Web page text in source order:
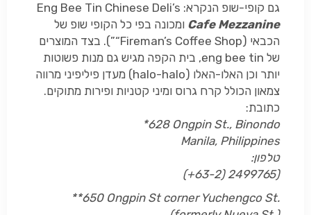
גם קופי-שופ הנקרא: Eng Bee Tin Chinese Deli’s
Cafe Mezzanine ומכונה בפי כל הקופי שופ של
הכבאי (“Fireman’s Coffee Shop
”). בצד המוצרים
של eng bee tin, בית הקפה מגיש גם מנות פשוטות
יותר וכן האלו-האלו ((halo-halo מעדן פיליפיני מרווה
צמאון הכולל קרח גרוס ומיני קטניות ופירות מתוקים.
כתובת:
*628 Ongpin St., Binondo
Manila, Philippines
טלפון:
(+63-2) 2499765)
**650 Ongpin St corner Yuchengco St.